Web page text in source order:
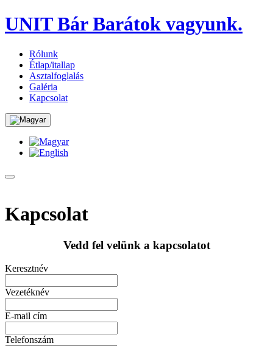
UNIT BárBarátok vagyunk.
Rólunk
Étlap/itallap
Asztalfoglalás
Galéria
Kapcsolat
Kapcsolat
Vedd fel velünk a kapcsolatot
Keresztnév
Vezetéknév
E-mail cím
Telefonszám